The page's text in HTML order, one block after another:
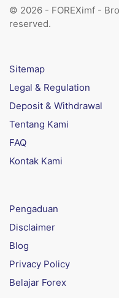
© 2026 - FOREXimf -
reserved.
Sitemap
Legal & Regulation
Deposit & Withdrawal
Tentang Kami
FAQ
Kontak Kami
Pengaduan
Disclaimer
Blog
Privacy Policy
Belajar Forex